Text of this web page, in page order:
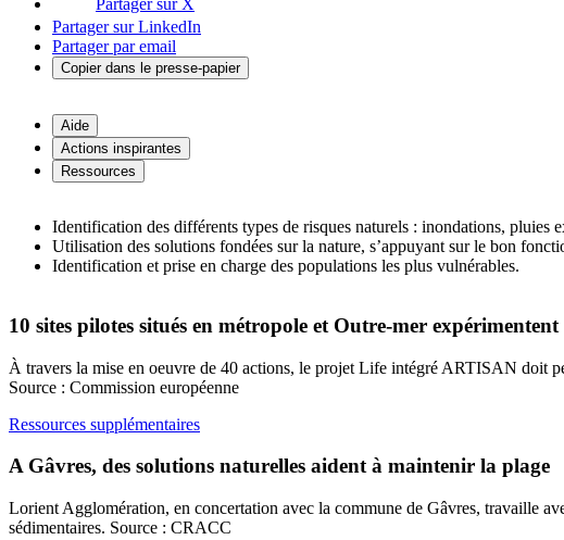
Partager sur X
Partager sur LinkedIn
Partager par email
Copier dans le presse-papier
Aide
Actions inspirantes
Ressources
Identification des différents types de risques naturels : inondations,
Utilisation des solutions fondées sur la nature, s’appuyant sur le bon
Identification et prise en charge des populations les plus vulnérables.
10 sites pilotes situés en métropole et Outre-mer
À travers la mise en oeuvre de 40 actions, le projet Life intégré ARTISAN doit
Source : Commission européenne
Ressources supplémentaires
A Gâvres, des solutions naturelles aident à maintenir la plage
Lorient Agglomération, en concertation avec la commune de Gâvres, travaille
sédimentaires. Source : CRACC